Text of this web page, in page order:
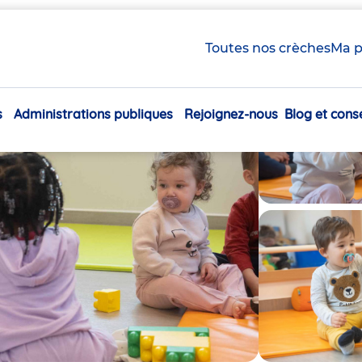
Toutes nos crèchesMa
Navigation
Administrations publiques Rejoignez-nous Blog et